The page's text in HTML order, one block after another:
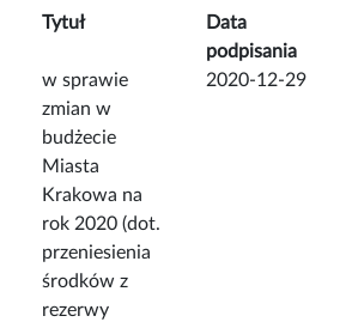
Tytuł
Data
podpisania
w sprawie
zmian w
budżecie
Miasta
Krakowa na
rok 2020 (dot.
przeniesienia
środków z
rezerwy
2020-12-29